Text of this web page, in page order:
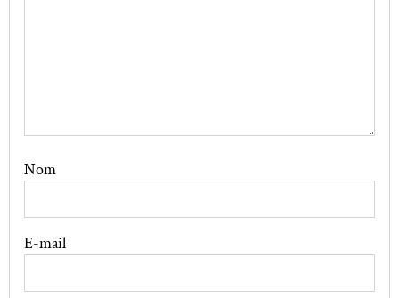
Nom
E-mail